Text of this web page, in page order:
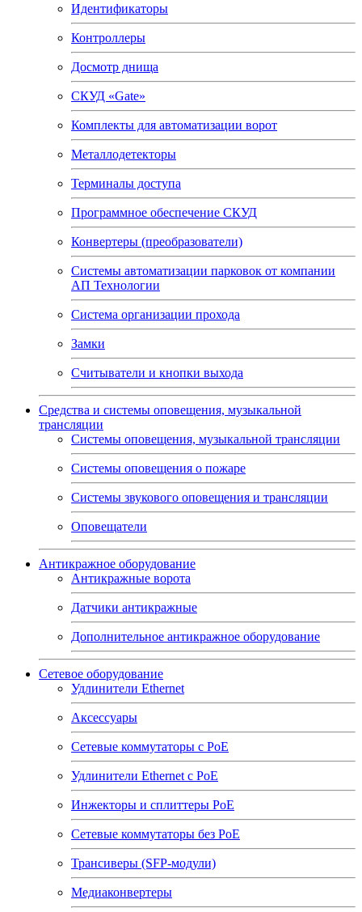
Идентификаторы
Контроллеры
Досмотр днища
СКУД «Gate»
Комплекты для автоматизации ворот
Металлодетекторы
Терминалы доступа
Программное обеспечение СКУД
Конвертеры (преобразователи)
Системы автоматизации парковок от компании
АП Технологии
Система организации прохода
Замки
Считыватели и кнопки выхода
Средства и системы оповещения, музыкальной
трансляции
Системы оповещения, музыкальной трансляции
Системы оповещения о пожаре
Системы звукового оповещения и трансляции
Оповещатели
Антикражное оборудование
Антикражные ворота
Датчики антикражные
Дополнительное антикражное оборудование
Сетевое оборудование
Удлинители Ethernet
Аксессуары
Сетевые коммутаторы с РоЕ
Удлинители Ethernet с PoE
Инжекторы и сплиттеры РоЕ
Сетевые коммутаторы без РоЕ
Трансиверы (SFP-модули)
Медиаконвертеры